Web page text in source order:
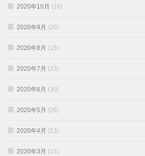
2020年10月 (16)
2020年9月 (20)
2020年8月 (18)
2020年7月 (23)
2020年6月 (30)
2020年5月 (26)
2020年4月 (13)
2020年3月 (15)